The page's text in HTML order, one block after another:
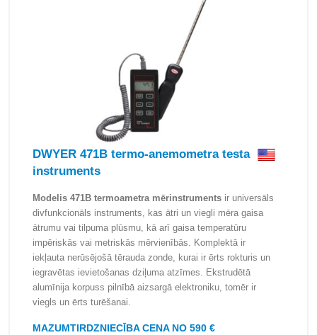
DWYER 471B termo-anemometra testa
instruments
Modelis 471B termoametra mērinstruments ir universāls
divfunkcionāls instruments, kas ātri un viegli mēra gaisa
ātrumu vai tilpuma plūsmu, kā arī gaisa temperatūru
impēriskās vai metriskās mērvienībās. Komplektā ir
iekļauta nerūsējošā tērauda zonde, kurai ir ērts rokturis un
iegravētas ievietošanas dziļuma atzīmes. Ekstrudētā
alumīnija korpuss pilnībā aizsargā elektroniku, tomēr ir
viegls un ērts turēšanai.
MAZUMTIRDZNIECĪBA CENA NO 590 €